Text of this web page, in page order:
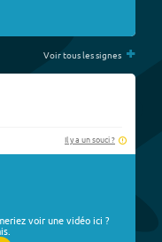
Voir tous les signes +
Il y a un souci ?
voir une vidéo ici ?